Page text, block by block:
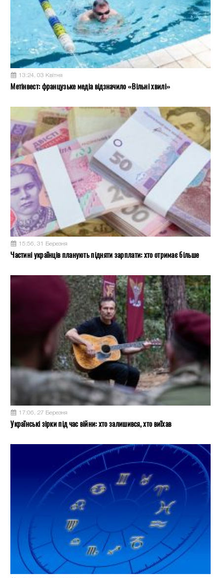
13:24, 03 Квітня
Метінвест: французьке медіа відзначило «Вільні хвилі»
15:56, 31 Березня
Частині українців планують підняти зарплати: хто отримає більше
17:06, 27 Березня
Українські зірки під час війни: хто залишився, хто виїхав